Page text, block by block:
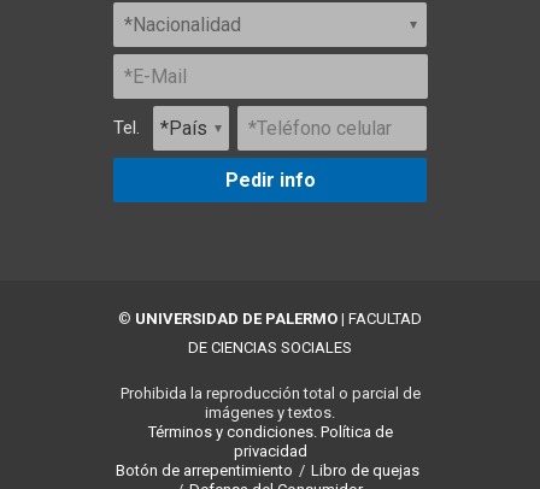
Tel.
Pedir info
© UNIVERSIDAD DE PALERMO | FACULTAD
DE CIENCIAS SOCIALES
Prohibida la reproducción total o parcial de
imágenes y textos.
Términos y condiciones. Política de
privacidad
Botón de arrepentimiento / Libro de quejas